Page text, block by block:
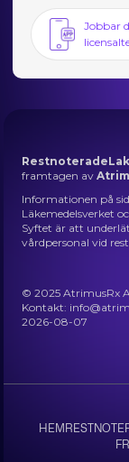
Jobbar
framtagen av
Informationen på
Läkemedelsverket
Syftet är att
vårdpersonal vid
© 2025 AtrimusRx
Kontakt:
2026-08-07
HEM